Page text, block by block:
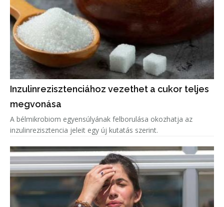
Inzulinrezisztenciához vezethet a cukor teljes
megvonása
A bélmikrobiom egyensúlyának felborulása okozhatja az
inzulinrezisztencia jeleit egy új kutatás szerint.